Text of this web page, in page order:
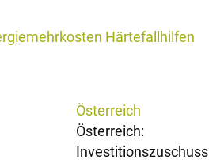
Härtefallhilfen
Österreich
Österreich:
Investitionszuschuss